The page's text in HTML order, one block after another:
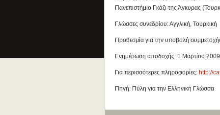
Πανεπιστήμιο Γκάζι της Άγκυρας
Γλώσσες συνεδρίου: Αγγλική, Τουρκική
Προθεσμία για την υποβολή
Ενημέρωση αποδοχής: 1 Μαρτίου 2009
Για περισσότερες πληροφορίες: http://
Πηγή: Πύλη για την Ελληνική Γλώσσα